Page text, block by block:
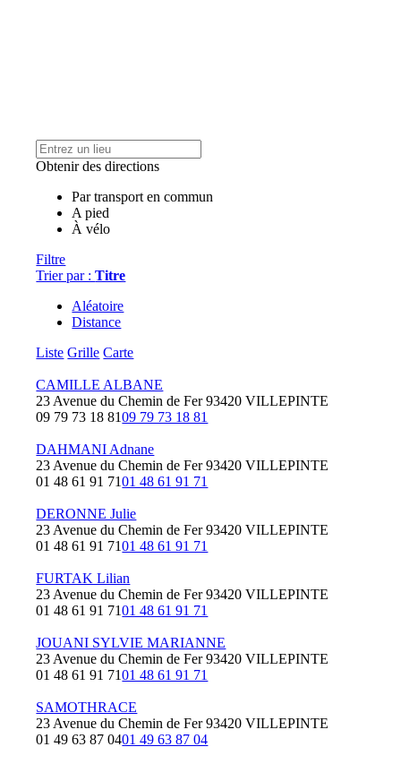
Obtenir des directions
Par transport en commun
A pied
À vélo
Filtre
Trier par :Titre
Aléatoire
Distance
Liste Grille Carte
CAMILLE ALBANE
23 Avenue du Chemin de Fer 93420 VILLEPINTE
09 79 73 18 8109 79 73 18 81
DAHMANI Adnane
23 Avenue du Chemin de Fer 93420 VILLEPINTE
01 48 61 91 7101 48 61 91 71
DERONNE Julie
23 Avenue du Chemin de Fer 93420 VILLEPINTE
01 48 61 91 7101 48 61 91 71
FURTAK Lilian
23 Avenue du Chemin de Fer 93420 VILLEPINTE
01 48 61 91 7101 48 61 91 71
JOUANI SYLVIE MARIANNE
23 Avenue du Chemin de Fer 93420 VILLEPINTE
01 48 61 91 7101 48 61 91 71
SAMOTHRACE
23 Avenue du Chemin de Fer 93420 VILLEPINTE
01 49 63 87 0401 49 63 87 04